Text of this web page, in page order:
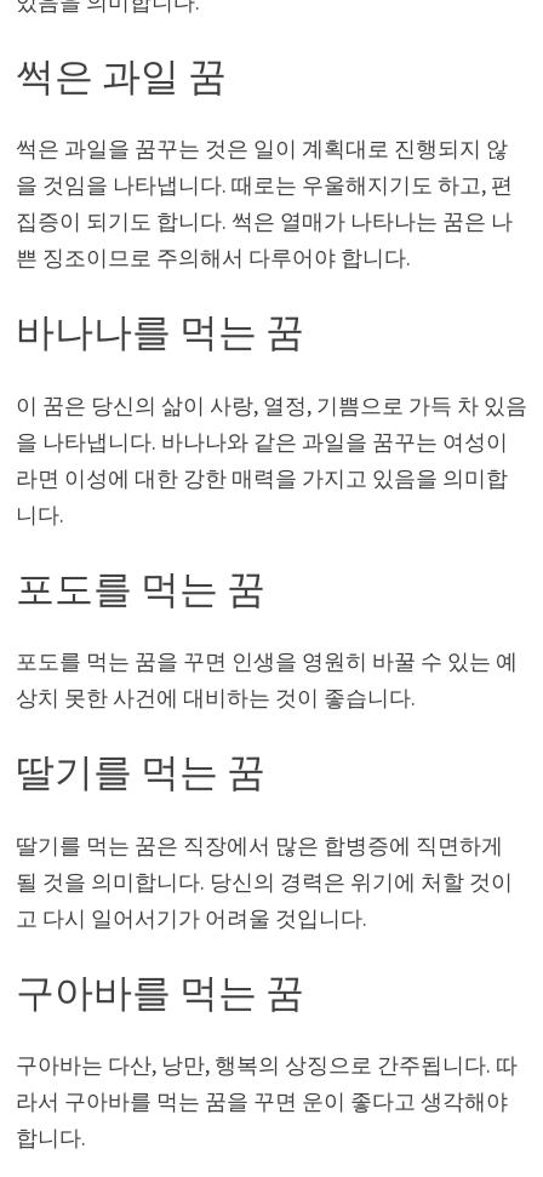
썩은 과일 꿈
썩은 과일을 꿈꾸는 것은 일이 계획대로 진행되지 않
을 것임을 나타냅니다. 때로는 우울해지기도 하고, 편
집증이 되기도 합니다. 썩은 열매가 나타나는 꿈은 나
쁜 징조이므로 주의해서 다루어야 합니다.
바나나를 먹는 꿈
이 꿈은 당신의 삶이 사랑, 열정, 기쁨으로 가득 차 있음
을 나타냅니다. 바나나와 같은 과일을 꿈꾸는 여성이
라면 이성에 대한 강한 매력을 가지고 있음을 의미합
니다.
포도를 먹는 꿈
포도를 먹는 꿈을 꾸면 인생을 영원히 바꿀 수 있는 예
상치 못한 사건에 대비하는 것이 좋습니다.
딸기를 먹는 꿈
딸기를 먹는 꿈은 직장에서 많은 합병증에 직면하게
될 것을 의미합니다. 당신의 경력은 위기에 처할 것이
고 다시 일어서기가 어려울 것입니다.
구아바를 먹는 꿈
구아바는 다산, 낭만, 행복의 상징으로 간주됩니다. 따
라서 구아바를 먹는 꿈을 꾸면 운이 좋다고 생각해야
합니다.